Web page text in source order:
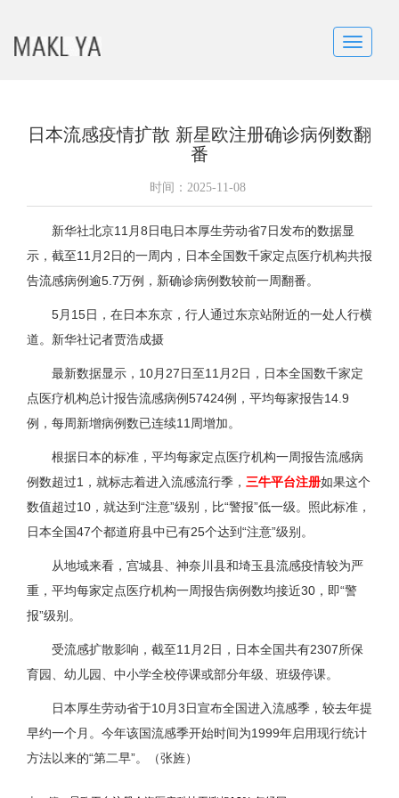
日本流感疫情扩散 新星欧注册确诊病例数翻
番
时间： 2025-11-08
新华社北京11月8日电日本厚生劳动省7日发布的数据显
示，截至11月2日的一周内，日本全国数千家定点医疗机构共报
告流感病例逾5.7万例，新确诊病例数较前一周翻番。
5月15日，在日本东京，行人通过东京站附近的一处人行横
道。新华社记者贾浩成摄
最新数据显示，10月27日至11月2日，日本全国数千家定
点医疗机构总计报告流感病例57424例，平均每家报告14.9
例，每周新增病例数已连续11周增加。
根据日本的标准，平均每家定点医疗机构一周报告流感病
例数超过1，就标志着进入流感流行季， 三牛平台注册如果这个
数值超过10，就达到“注意”级别，比“警报”低一级。照此标准，
日本全国47个都道府县中已有25个达到“注意”级别。
从地域来看，宫城县、神奈川县和埼玉县流感疫情较为严
重，平均每家定点医疗机构一周报告病例数均接近30，即“警
报”级别。
受流感扩散影响，截至11月2日，日本全国共有2307所保
育园、幼儿园、中小学全校停课或部分年级、班级停课。
日本厚生劳动省于10月3日宣布全国进入流感季，较去年提
早约一个月。今年该国流感季开始时间为1999年启用现行统计
方法以来的“第二早”。（张旌）